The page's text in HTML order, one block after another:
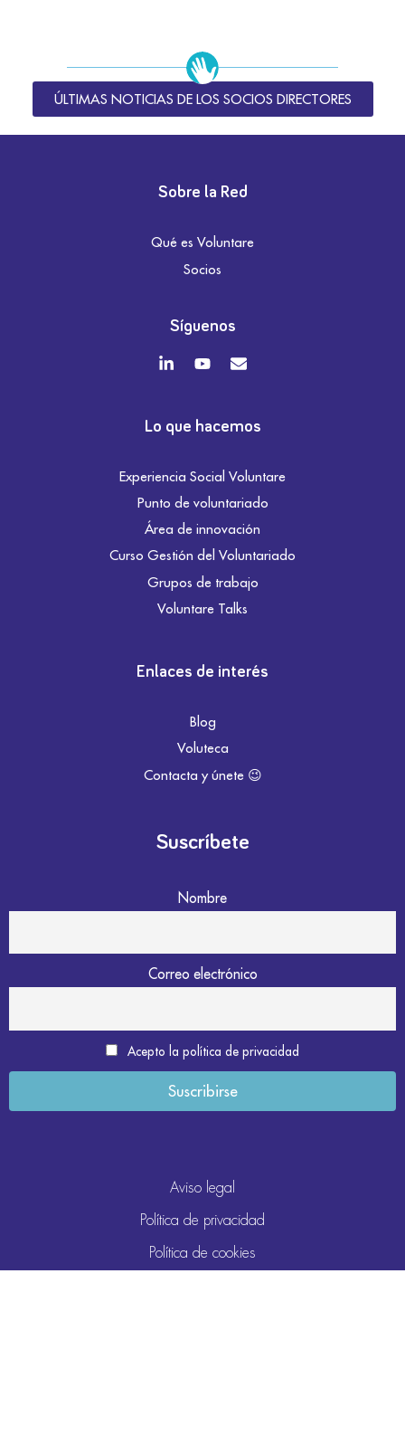
ÚLTIMAS NOTICIAS DE LOS SOCIOS DIRECTORES
Sobre la Red
Qué es Voluntare
Socios
Síguenos
Lo que hacemos
Experiencia Social Voluntare
Punto de voluntariado
Área de innovación
Curso Gestión del Voluntariado
Grupos de trabajo
Voluntare Talks
Enlaces de interés
Blog
Voluteca
Contacta y únete 😉
Suscríbete
Nombre
Correo electrónico
Acepto la política de privacidad
Aviso legal
Política de privacidad
Política de cookies